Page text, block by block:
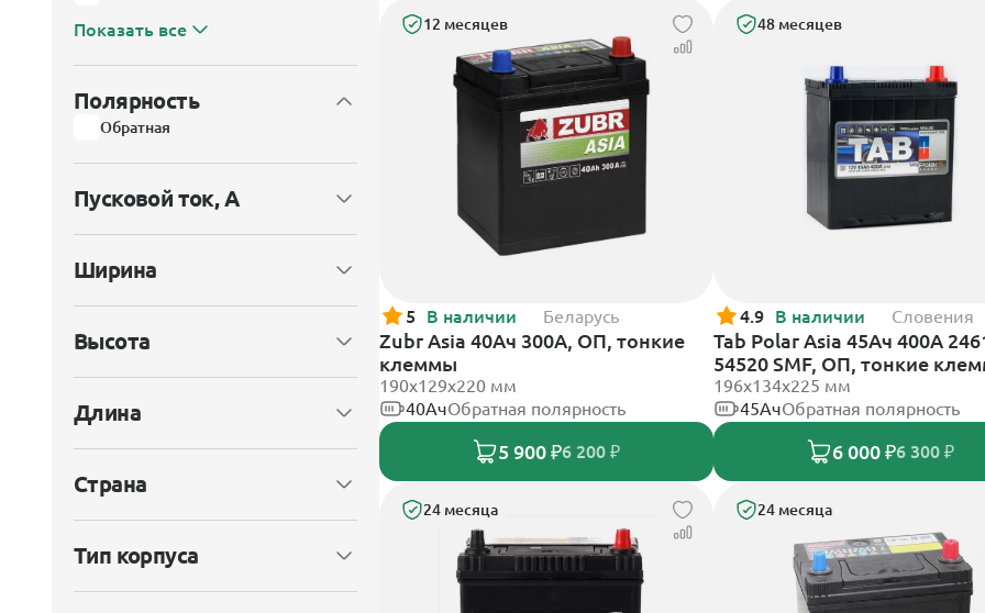
Показать все
Полярность
Обратная
Пусковой ток, А
Ширина
Высота
Длина
Страна
Тип корпуса
12 месяцев
5 В наличии Беларусь
Zubr Asia 40Ач 300А, ОП, тонкие
клеммы
190x129x220 мм
40АчОбратная полярность
5 900 ₽6 200 ₽
48 месяцев
4.9 В наличии Словения
Tab Polar Asia 45Ач 400А
54520 SMF, ОП, тонкие
196x134x225 мм
45АчОбратная полярность
6 000 ₽6 300 ₽
24 месяца 24 месяца